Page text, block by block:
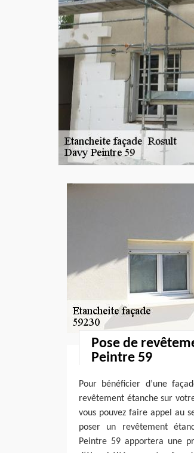
Pose de
Peintre 59
Pour bénéficier d’une
revêtement étanche sur
vous pouvez faire appel au
poser un revêtement
Peintre 59 apportera une